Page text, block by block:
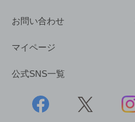
お問い合わせ
マイページ
公式SNS一覧